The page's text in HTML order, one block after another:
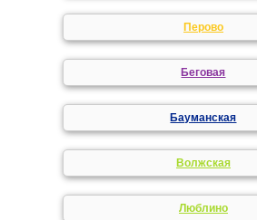
Перово
Беговая
Бауманская
Волжская
Люблино